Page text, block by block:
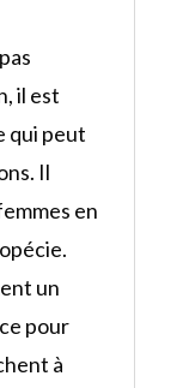
il est
qui peut
Il
en
un
pour
à